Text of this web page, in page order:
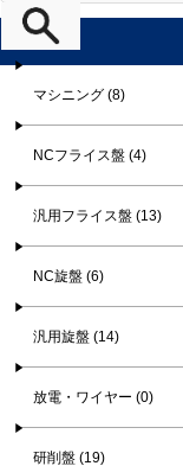
マシニング (8)
NCフライス盤 (4)
汎用フライス盤 (13)
NC旋盤 (6)
汎用旋盤 (14)
放電・ワイヤー (0)
研削盤 (19)